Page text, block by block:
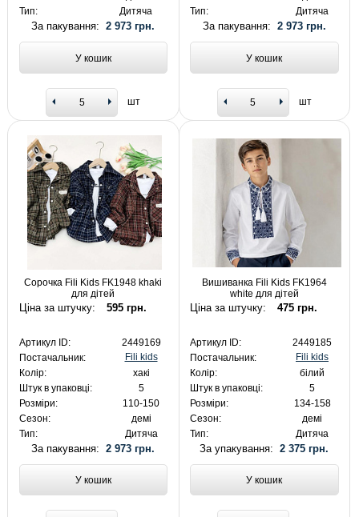
Тип:
Дитяча
За пакування:2 973 грн.
У кошик
шт
Тип:
Дитяча
За пакування: 2 973 грн.
У кошик
шт
Сорочка Fili Kids FK1948 khaki
для дітей
Ціна за штучку: 595 грн.
Артикул ID:
2449169
Постачальник:
Fili kids
Колір:
хакі
Штук в упаковці:
5
Розміри:
110-150
Сезон:
демі
Тип:
Дитяча
За пакування:2 973 грн.
У кошик
Вишиванка Fili Kids FK1964
white для дітей
Ціна за штучку: 475 грн.
Артикул ID:
2449185
Постачальник:
Fili kids
Колір:
білий
Штук в упаковці:
5
Розміри:
134-158
Сезон:
демі
Тип:
Дитяча
За упакування:2 375 грн.
У кошик